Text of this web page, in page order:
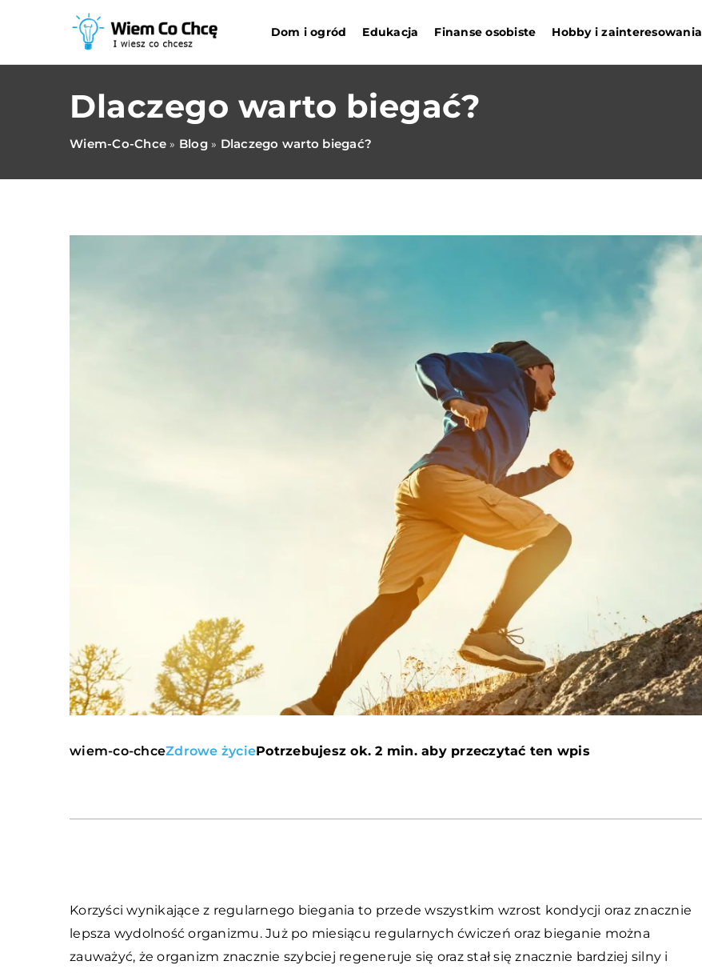
Dom i ogród Edukacja Finanse osobiste Hobby i zainteresowania
Dlaczego warto biegać?
Wiem-Co-Chce » Blog» Dlaczego warto biegać?
wiem-co-chceZdrowe życiePotrzebujesz ok. 2 min. aby przeczytać ten wpis
Korzyści wynikające z regularnego biegania to przede wszystkim wzrost kondycji oraz znacznie
lepsza wydolność organizmu. Już po miesiącu regularnych ćwiczeń oraz bieganie można
zauważyć, że organizm znacznie szybciej regeneruje się oraz stał się znacznie bardziej silny i